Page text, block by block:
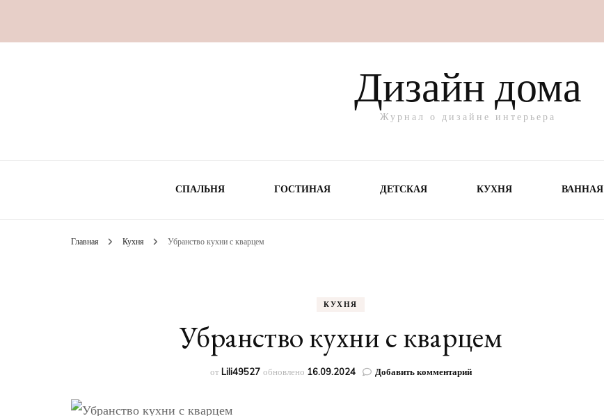
Дизайн дома
Журнал о дизайне интерьера
СПАЛЬНЯ ГОСТИНАЯ ДЕТСКАЯ КУХНЯ ВАННАЯ
Главная Кухня Убранство кухни с кварцем
КУХНЯ
Убранство кухни с кварцем
от Lili49527 обновлено 16.09.2024 Добавить комментарийк